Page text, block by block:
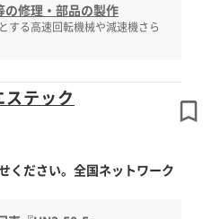
修理・部品の製作
する高速回転機械や減速機さら
テック
ください。全国ネットワーク